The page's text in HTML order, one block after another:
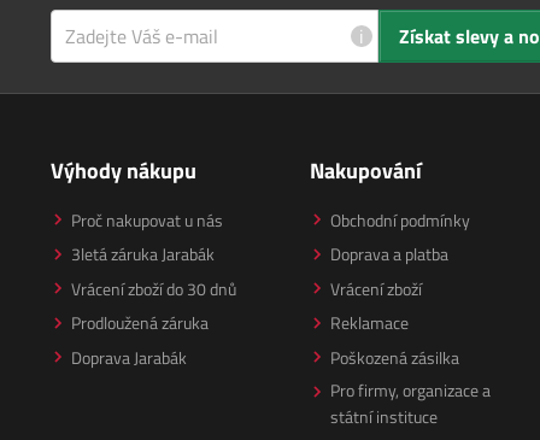
i Získat slevy a
Výhody nákupu
Proč nakupovat u nás
3letá záruka Jarabák
Vrácení zboží do 30 dnů
Prodloužená záruka
Doprava Jarabák
Nakupování
Obchodní podmínky
Doprava a platba
Vrácení zboží
Reklamace
Poškozená zásilka
Pro firmy, organizace a
státní instituce